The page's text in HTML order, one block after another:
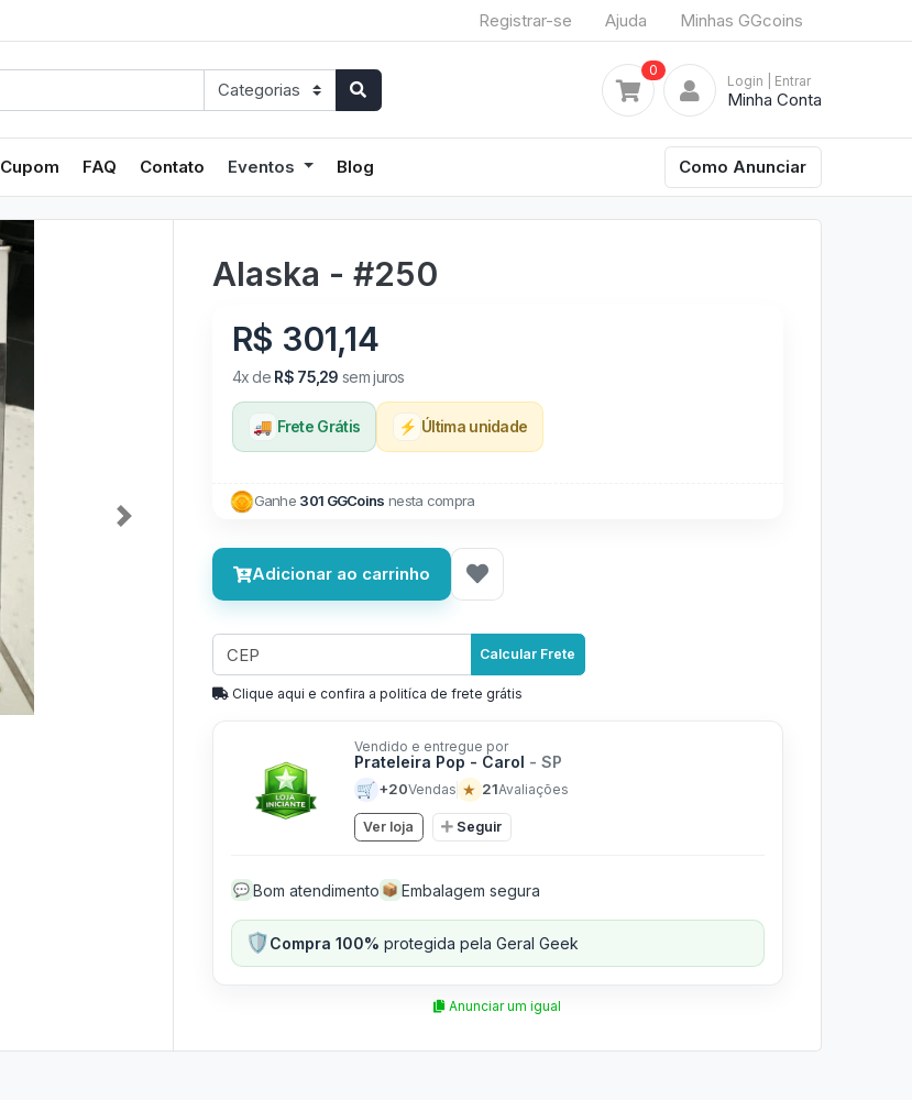
Registrar-se Ajuda Minhas GGcoins
0
Login | Entrar
Minha Conta
Cupom FAQ Contato Eventos Blog Como Anunciar
Next
Alaska - #250
R$ 301,14
4x de R$ 75,29 sem juros
🚚 Frete Grátis ⚡ Última unidade
Ganhe 301 GGCoins nesta compra
Adicionar ao carrinho
Calcular Frete
Clique aqui e confira a politíca de frete grátis
Vendido e entregue por
Prateleira Pop - Carol - SP
🛒 +20Vendas ★ 21Avaliações
Ver loja Seguir
💬 Bom atendimento 📦 Embalagem segura
🛡️Compra 100% protegida pela Geral Geek
Anunciar um igual